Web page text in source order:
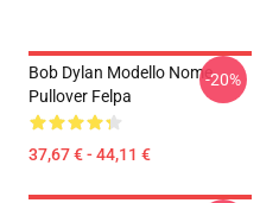
Bob Dylan Modello Nome
Pullover Felpa
37,67 € - 44,11 €
-20%